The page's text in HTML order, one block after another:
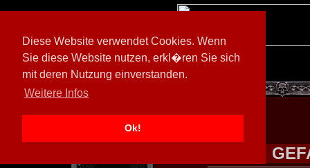
Diese Website verwendet Cookies. Wenn
Sie diese Website nutzen, erkl�ren Sie sich
mit deren Nutzung einverstanden.
Weitere Infos
Ok!
[ 600026/M3]